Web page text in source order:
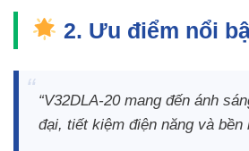
2. Ưu điểm nổi
“V32DLA-20 mang đến ánh
đại, tiết kiệm điện năng và bền